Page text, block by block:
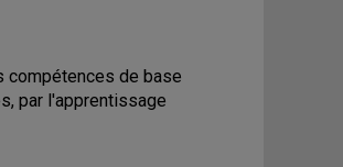
compétences de base
par l'apprentissage